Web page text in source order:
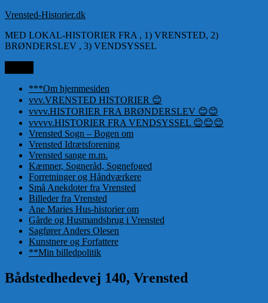
Videre
indhold
Vrensted-Historier.dk
MED LOKAL-HISTORIER FRA , 1) VRENSTED, 2)
BRØNDERSLEV , 3) VENDSYSSEL
***Om hjemmesiden
vvv.VRENSTED HISTORIER 😊
vvvv.HISTORIER FRA BRØNDERSLEV 😊😊
vvvvv.HISTORIER FRA VENDSYSSEL 😊😊😊
Vrensted Sogn – Bogen om
Vrensted Idrætsforening
Vrensted sange m.m.
Kæmner, Sogneråd, Sognefoged
Forretninger og Håndværkere
Små Anekdoter fra Vrensted
Billeder fra Vrensted
Ane Maries Hus-historier om
Gårde og Husmandsbrug i Vrensted
Sagfører Anders Olesen
Kunstnere og Forfattere
**Min billedpolitik
Bådstedhedevej 140, Vrensted